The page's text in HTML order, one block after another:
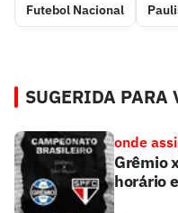
Futebol Nacional
SUGERIDA PARA
onde
Grêmio
horário